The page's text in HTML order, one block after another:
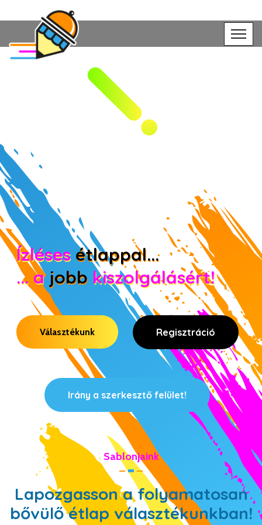
Ízléses étlappal...
... a jobb kiszolgálásért!
Választékunk Regisztráció
Irány a szerkesztő felület!
Sablonjaink
Lapozgasson a folyamatosan
bővülő étlap választékunkban!